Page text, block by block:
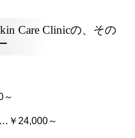
Care Clinicの、その
￥24,000～